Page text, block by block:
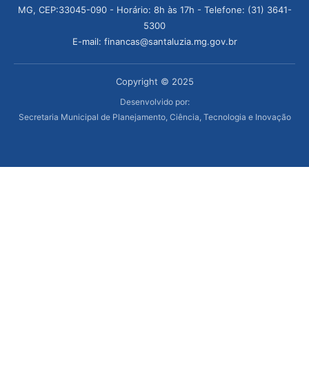
MG, CEP:33045-090 - Horário: 8h às 17h - Telefone: (31) 3641-
5300
E-mail: financas@santaluzia.mg.gov.br
Copyright © 2025
Desenvolvido por:
Secretaria Municipal de Planejamento, Ciência, Tecnologia e Inovação